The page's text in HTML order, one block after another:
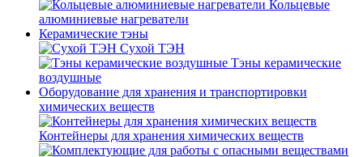
Кольцевые
алюминиевые нагреватели
Керамические тэны
Сухой ТЭН
Тэны керамические
воздушные
Оборудование для хранения и транспортировки
химических веществ
Контейнеры для хранения химических веществ